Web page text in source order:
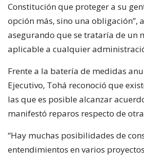
Constitución que proteger a su
opción más, sino una obligación”,
asegurando que se trataría de un
aplicable a cualquier
Frente a la batería de medidas
Ejecutivo, Tohá reconoció que
las que es posible alcanzar
manifestó reparos respecto de
“Hay muchas posibilidades de
entendimientos en varios